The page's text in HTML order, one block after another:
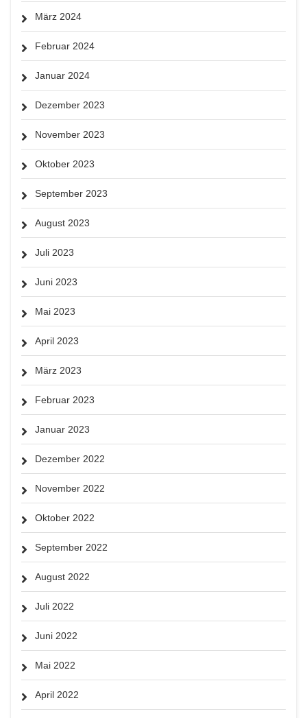
März 2024
Februar 2024
Januar 2024
Dezember 2023
November 2023
Oktober 2023
September 2023
August 2023
Juli 2023
Juni 2023
Mai 2023
April 2023
März 2023
Februar 2023
Januar 2023
Dezember 2022
November 2022
Oktober 2022
September 2022
August 2022
Juli 2022
Juni 2022
Mai 2022
April 2022